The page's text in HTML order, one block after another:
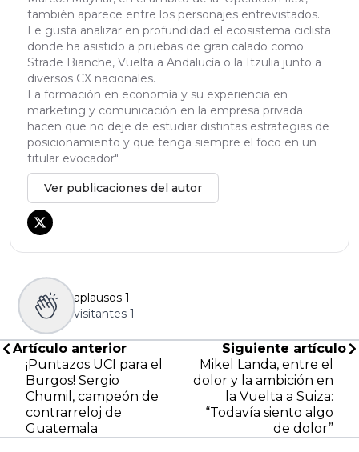
también aparece entre los personajes entrevistados.
Le gusta analizar en profundidad el ecosistema ciclista
donde ha asistido a pruebas de gran calado como
Strade Bianche, Vuelta a Andalucía o la Itzulia junto a
diversos CX nacionales.
La formación en economía y su experiencia en
marketing y comunicación en la empresa privada
hacen que no deje de estudiar distintas estrategias de
posicionamiento y que tenga siempre el foco en un
titular evocador"
Ver publicaciones del autor
aplausos 1
visitantes 1
Artículo anterior
¡Puntazos UCI para el
Burgos! Sergio
Chumil, campeón de
contrarreloj de
Guatemala
Siguiente artículo
Mikel Landa, entre el
dolor y la ambición en
la Vuelta a Suiza:
“Todavía siento algo
de dolor”